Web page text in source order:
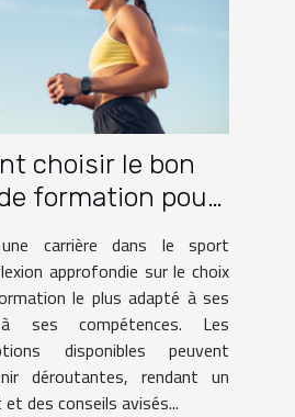
choisir le bon
formation pour
carrière dans le sport
approfondie sur le choix
le plus adapté à ses
ses compétences. Les
disponibles peuvent
déroutantes, rendant un
des conseils avisés...